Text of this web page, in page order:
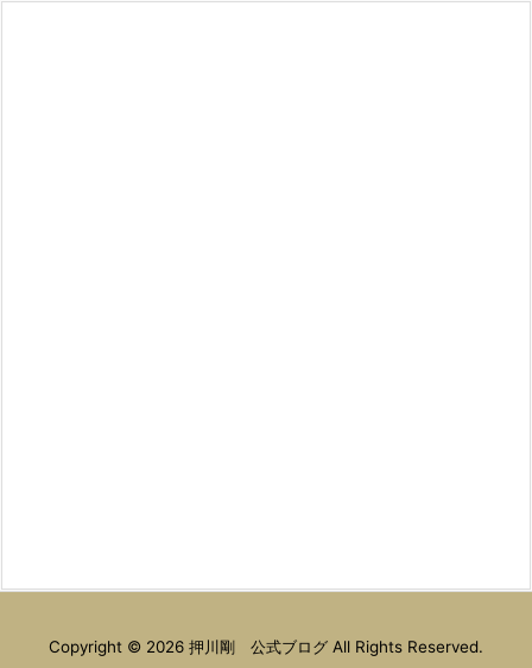
Copyright © 2026 押川剛 公式ブログ All Rights Reserved.